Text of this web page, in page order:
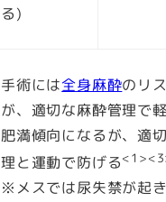
る)
手術には全身麻酔のリ
が、適切な麻酔管理で
肥満傾向になるが、適
理と運動で防げる
※メスでは尿失禁が起